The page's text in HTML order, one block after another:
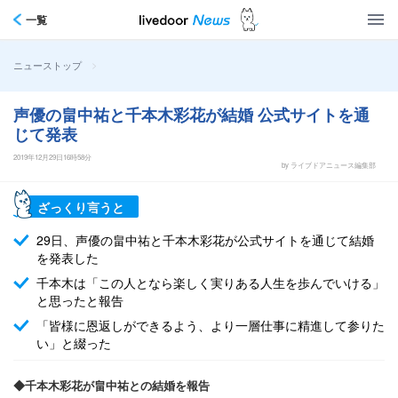
一覧
ニューストップ >
声優の畠中祐と千本木彩花が結婚 公式サイトを通
じて発表
2019年12月29日16時58分
by ライブドアニュース編集部
ざっくり言うと
29日、声優の畠中祐と千本木彩花が公式サイトを通じて結婚
を発表した
千本木は「この人となら楽しく実りある人生を歩んでいける」
と思ったと報告
「皆様に恩返しができるよう、より一層仕事に精進して参りた
い」と綴った
◆千本木彩花が畠中祐との結婚を報告